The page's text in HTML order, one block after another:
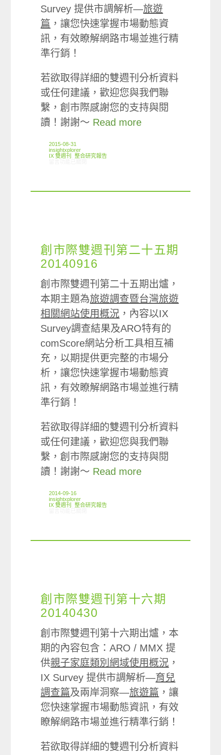
Survey 提供市調解析—旅遊
篇 ，讓您快速掌握市場動態資
訊，有效瞭解網路市場並進行精
準行銷！
若欲取得詳細的雙週刊分析資料
或任何建議，歡迎您與我們聯
繫，創市際感謝您的支持與閱
讀！謝謝～ Read more
2015-08-31
insightxplorer
IX 雙週刊
,整合研究報告
創市際雙週刊第二十五期
20140916
創市際雙週刊第二十五期出爐，
本期主題為旅遊調查暨台灣旅遊
相關網站使用概況 ，內容以IX
Survey調查結果及ARO特有的
comScore網站分析工具相互補
充，以期提供更完整的市場分
析，讓您快速掌握市場動態資
訊，有效瞭解網路市場並進行精
準行銷！
若欲取得詳細的雙週刊分析資料
或任何建議，歡迎您與我們聯
繫，創市際感謝您的支持與閱
讀！謝謝～ Read more
2014-09-16
insightxplorer
IX 雙週刊
,整合研究報告
創市際雙週刊第十六期
20140430
創市際雙週刊第十六期出爐，本
期的內容包含：ARO / MMX 提
供親子家庭類別網域使用概況 ，
IX Survey 提供市調解析—育兒
調查篇及兩岸洞察—旅遊篇 ，讓
您快速掌握市場動態資訊，有效
瞭解網路市場並進行精準行銷！
若欲取得詳細的雙週刊分析資料